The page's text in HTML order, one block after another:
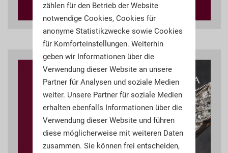
In den Warenkorb
zählen für den Betrieb der Website
notwendige Cookies, Cookies für
anonyme Statistikzwecke sowie Cookies
für Komforteinstellungen. Weiterhin
geben wir Informationen über die
Verwendung dieser Website an unsere
Partner für Analysen und soziale Medien
weiter. Unsere Partner für soziale Medien
erhalten ebenfalls Informationen über die
Verwendung dieser Website und führen
diese möglicherweise mit weiteren Daten
zusammen. Sie können frei entscheiden,